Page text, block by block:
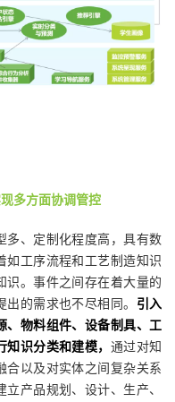
多方面协调管控
多、定制化程度高，具有数
如工序流程和工艺制造知识
识。事件之间存在着大量的
的需求也不尽相同。 引入
、物料组件、设备制具、工
识分类和建模， 通过对知
合以及对实体之间复杂关系
产品规划、设计、生产、